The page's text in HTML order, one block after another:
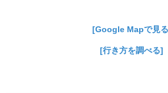
[Google Mapで見
[行き方を調べる]